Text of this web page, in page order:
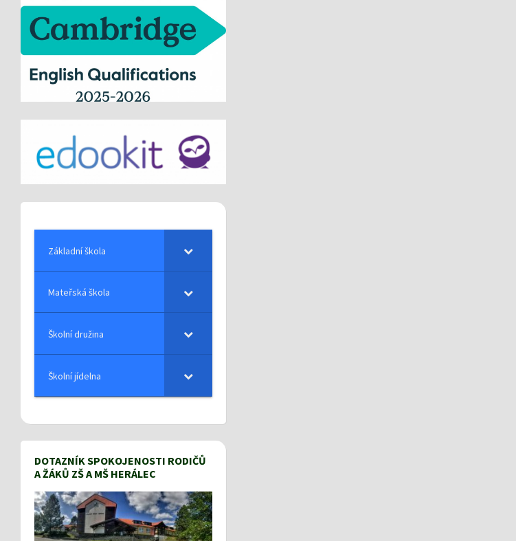
Základní škola
Mateřská škola
Školní družina
Školní jídelna
DOTAZNÍK SPOKOJENOSTI RODIČŮ
A ŽÁKŮ ZŠ A MŠ HERÁLEC